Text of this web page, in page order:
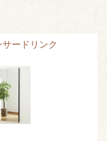
ードリンク